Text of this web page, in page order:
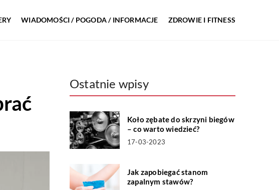
WIADOMOŚCI / POGODA / INFORMACJE ZDROWIE I FITNESS
Ostatnie wpisy
Koło zębate do skrzyni biegów
– co warto wiedzieć?
17-03-2023
Jak zapobiegać stanom
zapalnym stawów?